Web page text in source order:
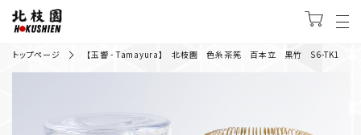
トップページ 【玉響 - Tamayura】 北枝園 色糸茶筅 百本立 黒竹 S6-TK1